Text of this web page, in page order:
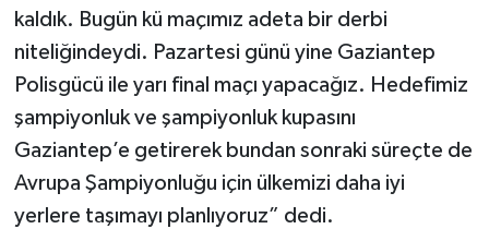
kaldık. Bugün kü maçımız adeta bir derbi
niteliğindeydi. Pazartesi günü yine Gaziantep
Polisgücü ile yarı final maçı yapacağız. Hedefimiz
şampiyonluk ve şampiyonluk kupasını
Gaziantep’e getirerek bundan sonraki süreçte de
Avrupa Şampiyonluğu için ülkemizi daha iyi
yerlere taşımayı planlıyoruz” dedi.